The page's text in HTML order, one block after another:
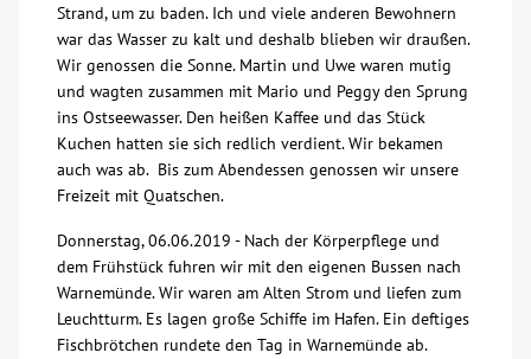
Strand, um zu baden. Ich und viele anderen Bewohnern
war das Wasser zu kalt und deshalb blieben wir draußen.
Wir genossen die Sonne. Martin und Uwe waren mutig
und wagten zusammen mit Mario und Peggy den Sprung
ins Ostseewasser. Den heißen Kaffee und das Stück
Kuchen hatten sie sich redlich verdient. Wir bekamen
auch was ab. Bis zum Abendessen genossen wir unsere
Freizeit mit Quatschen.
Donnerstag, 06.06.2019 - Nach der Körperpflege und
dem Frühstück fuhren wir mit den eigenen Bussen nach
Warnemünde. Wir waren am Alten Strom und liefen zum
Leuchtturm. Es lagen große Schiffe im Hafen. Ein deftiges
Fischbrötchen rundete den Tag in Warnemünde ab.